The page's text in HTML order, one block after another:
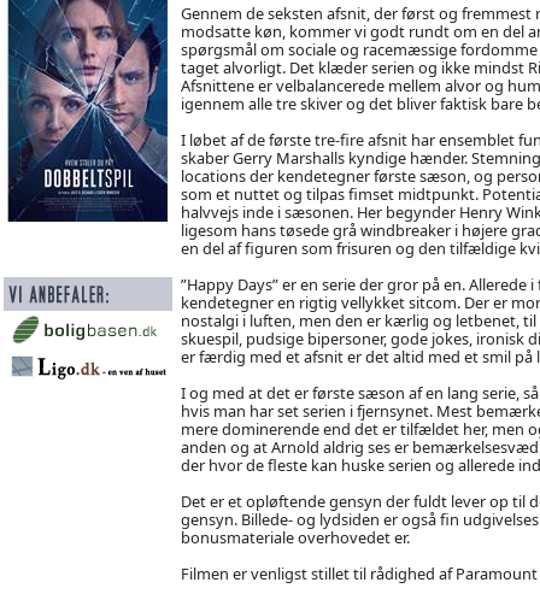
Gennem de seksten afsnit, der først og
modsatte køn, kommer vi godt rundt om en del
spørgsmål om sociale og racemæssige
taget alvorligt. Det klæder serien og ikke mindst
Afsnittene er velbalancerede mellem alvor og
igennem alle tre skiver og det bliver faktisk bare
I løbet af de første tre-fire afsnit har ensemblet
skaber Gerry Marshalls kyndige hænder.
locations der kendetegner første sæson, og
som et nuttet og tilpas fimset midtpunkt.
halvvejs inde i sæsonen. Her begynder Henry
ligesom hans tøsede grå windbreaker i højere
en del af figuren som frisuren og den tilfældige
”Happy Days” er en serie der gror på en.
kendetegner en rigtig vellykket sitcom. Der er
nostalgi i luften, men den er kærlig og letbenet,
skuespil, pudsige bipersoner, gode jokes, ironisk
er færdig med et afsnit er det altid med et smil på
I og med at det er første sæson af en lang serie,
hvis man har set serien i fjernsynet. Mest
mere dominerende end det er tilfældet her, men
anden og at Arnold aldrig ses er
der hvor de fleste kan huske serien og allerede
Det er et opløftende gensyn der fuldt lever op til
gensyn. Billede- og lydsiden er også fin
bonusmateriale overhovedet er.
Filmen er venligst stillet til rådighed af